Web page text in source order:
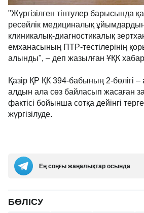
"Жүргізілген тінтулер барысында
ресейлік медициналық
клиникалық-диагностикалық
емханасының ПТР-тестілерінің
алынды", – деп жазылған ҰҚК
Қазір ҚР ҚК 394-бабының 2-бөлігі
алдын ала сөз байласып жасаған
фактісі бойынша сотқа дейінгі
жүргізілуде.
Ең соңғы жаңалықтар осында
БӨЛІСУ